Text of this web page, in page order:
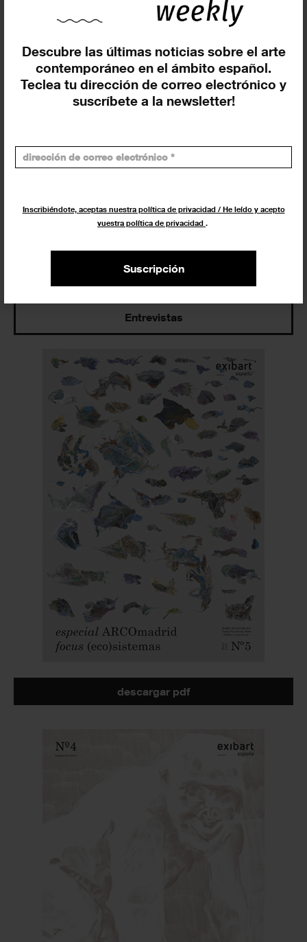
Descubre las últimas noticias sobre el arte
contemporáneo en el ámbito español.
Teclea tu dirección de correo electrónico y
suscríbete a la newsletter!
Inscribiéndote, aceptas nuestra política de privacidad / He leído y acepto
vuestra política de privacidad .
Suscripción
Buscar
Exposiciones y actividades en tu ciudad
Los más leídos
Últimos artículos
Entrevistas
descargar pdf